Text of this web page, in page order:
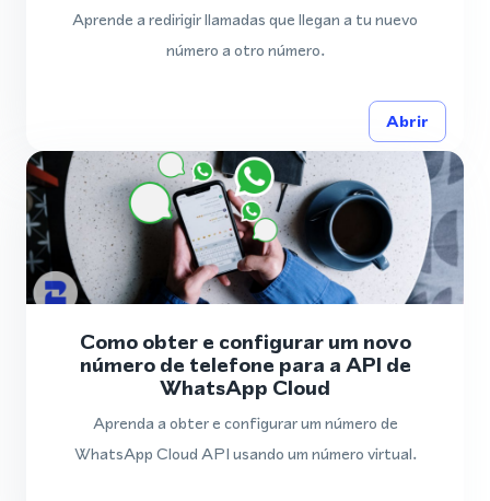
Aprende a redirigir llamadas que llegan a tu nuevo
número a otro número.
Abrir
Como obter e configurar um novo
número de telefone para a API de
WhatsApp Cloud
Aprenda a obter e configurar um número de
WhatsApp Cloud API usando um número virtual.